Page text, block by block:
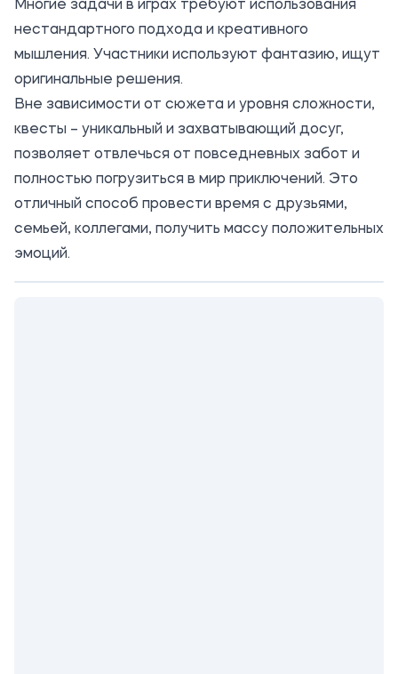
Многие задачи в играх требуют использования
нестандартного подхода и креативного
мышления. Участники используют фантазию, ищут
оригинальные решения.
Вне зависимости от сюжета и уровня сложности,
квесты – уникальный и захватывающий досуг,
позволяет отвлечься от повседневных забот и
полностью погрузиться в мир приключений. Это
отличный способ провести время с друзьями,
семьей, коллегами, получить массу положительных
эмоций.